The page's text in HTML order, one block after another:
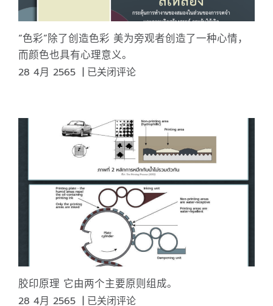
“色彩”除了创造色彩 美为旁观者创造了一种心情，
而颜色也具有心理意义。
28 4月 2565 | “色
创
造
美
为
旁
观
者
创
造
了
已关闭评论
胶印原理 它由两个主要原则组成。
28 4月 2565 | 胶
已关闭评论